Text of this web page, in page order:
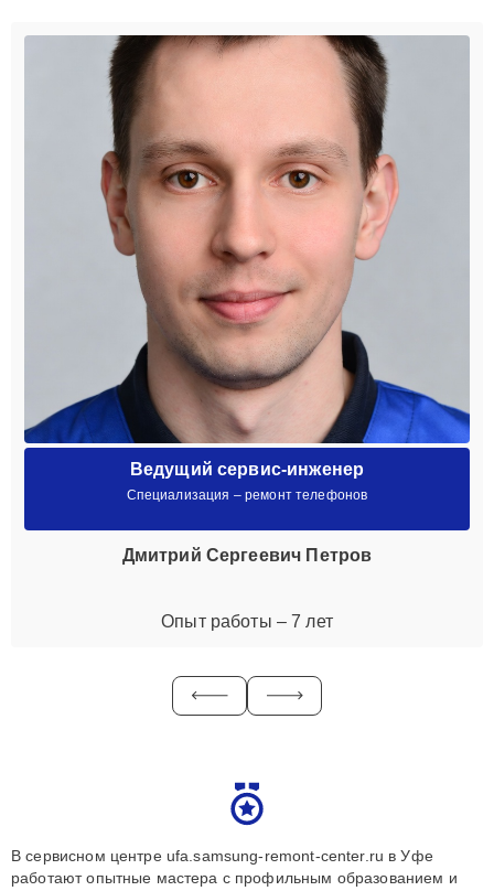
Ведущий сервис-инженер
Специализация – ремонт телефонов
Дмитрий Сергеевич Петров
Опыт работы – 7 лет
В сервисном центре ufa.samsung-remont-center.ru в Уфе
работают опытные мастера с профильным образованием и